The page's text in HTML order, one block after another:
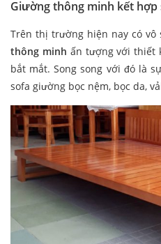
Giường thông minh kết hợp
Trên thị trường hiện nay có vô
thông minh ấn tượng với thiết
bắt mắt. Song song với đó là
sofa giường bọc nệm, bọc da,